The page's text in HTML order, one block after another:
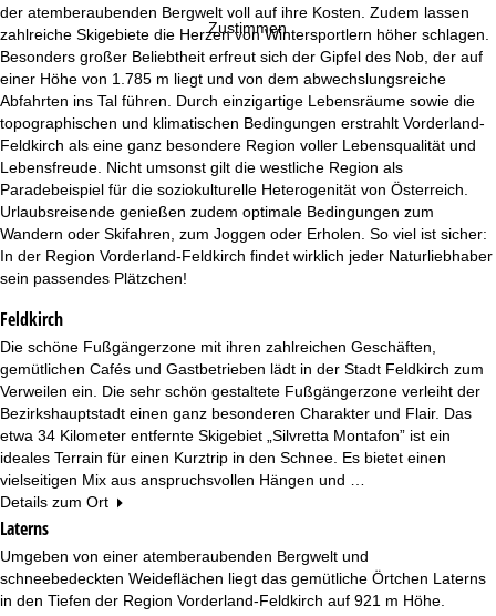
Zustimmen
e
i
t
e
der atemberaubenden Bergwelt voll auf ihre Kosten. Zudem lassen
zahlreiche Skigebiete die Herzen von Wintersportlern höher schlagen.
Besonders großer Beliebtheit erfreut sich der Gipfel des Nob, der auf
einer Höhe von 1.785 m liegt und von dem abwechslungsreiche
Abfahrten ins Tal führen. Durch einzigartige Lebensräume sowie die
topographischen und klimatischen Bedingungen erstrahlt Vorderland-
Feldkirch als eine ganz besondere Region voller Lebensqualität und
Lebensfreude. Nicht umsonst gilt die westliche Region als
Paradebeispiel für die soziokulturelle Heterogenität von Österreich.
Urlaubsreisende genießen zudem optimale Bedingungen zum
Wandern oder Skifahren, zum Joggen oder Erholen. So viel ist sicher:
In der Region Vorderland-Feldkirch findet wirklich jeder Naturliebhaber
sein passendes Plätzchen!
Feldkirch
Die schöne Fußgängerzone mit ihren zahlreichen Geschäften,
gemütlichen Cafés und Gastbetrieben lädt in der Stadt Feldkirch zum
Verweilen ein. Die sehr schön gestaltete Fußgängerzone verleiht der
Bezirkshauptstadt einen ganz besonderen Charakter und Flair. Das
etwa 34 Kilometer entfernte Skigebiet „Silvretta Montafon” ist ein
ideales Terrain für einen Kurztrip in den Schnee. Es bietet einen
vielseitigen Mix aus anspruchsvollen Hängen und …
Details zum Ort
Laterns
Umgeben von einer atemberaubenden Bergwelt und
schneebedeckten Weideflächen liegt das gemütliche Örtchen Laterns
in den Tiefen der Region Vorderland-Feldkirch auf 921 m Höhe.